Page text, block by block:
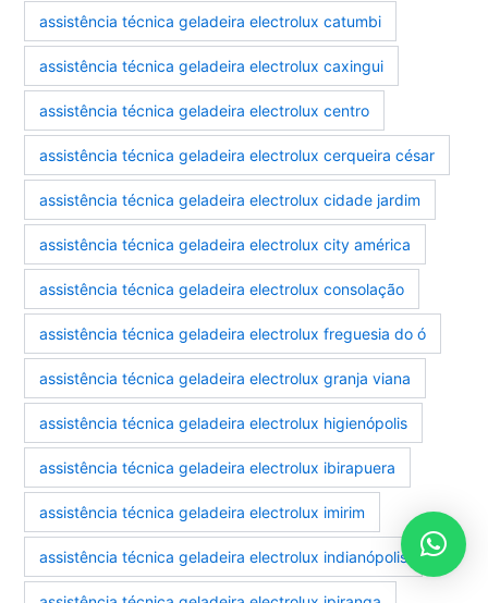
assistência técnica geladeira electrolux catumbi
assistência técnica geladeira electrolux caxingui
assistência técnica geladeira electrolux centro
assistência técnica geladeira electrolux cerqueira césar
assistência técnica geladeira electrolux cidade jardim
assistência técnica geladeira electrolux city américa
assistência técnica geladeira electrolux consolação
assistência técnica geladeira electrolux freguesia do ó
assistência técnica geladeira electrolux granja viana
assistência técnica geladeira electrolux higienópolis
assistência técnica geladeira electrolux ibirapuera
assistência técnica geladeira electrolux imirim
assistência técnica geladeira electrolux indianópolis